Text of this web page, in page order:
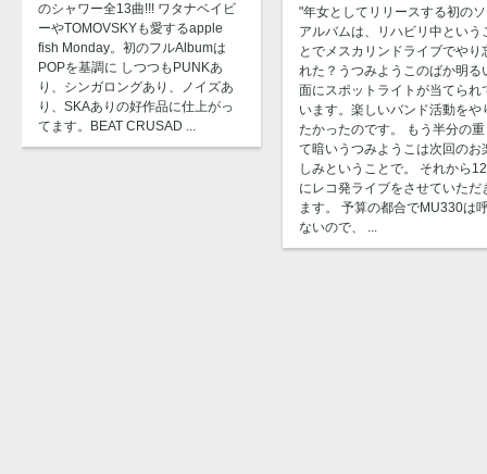
のシャワー全13曲!!! ワタナベイビ
ーやTOMOVSKYも愛するapple
fish Monday。初のフルAlbumは
POPを基調に しつつもPUNKあ
り、シンガロングあり、ノイズあ
り、SKAありの好作品に仕上がっ
てます。BEAT CRUSAD ...
"年女としてリリースする初の
アルバムは、リハビリ中という
とでメスカリンドライブでやり
れた？うつみようこのばか明る
面にスポットライトが当てられ
います。楽しいバンド活動をや
たかったのです。 もう半分の
て暗いうつみようこは次回のお
しみということで。 それから
にレコ発ライブをさせていただ
ます。 予算の都合でMU330は
ないので、 ...